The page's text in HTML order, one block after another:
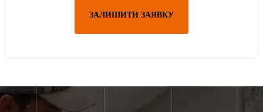
ЗАЛИШИТИ ЗАЯВКУ